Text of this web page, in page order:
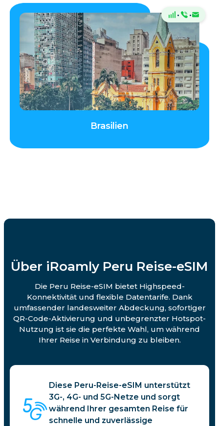
· ·
Brasilien
Über iRoamly Peru Reise-eSIM
Die Peru Reise-eSIM bietet Highspeed-
Konnektivität und flexible Datentarife. Dank
umfassender landesweiter Abdeckung, sofortiger
QR-Code-Aktivierung und unbegrenzter Hotspot-
Nutzung ist sie die perfekte Wahl, um während
Ihrer Reise in Verbindung zu bleiben.
Diese Peru-Reise-eSIM unterstützt
3G-, 4G- und 5G-Netze und sorgt
während Ihrer gesamten Reise für
schnelle und zuverlässige